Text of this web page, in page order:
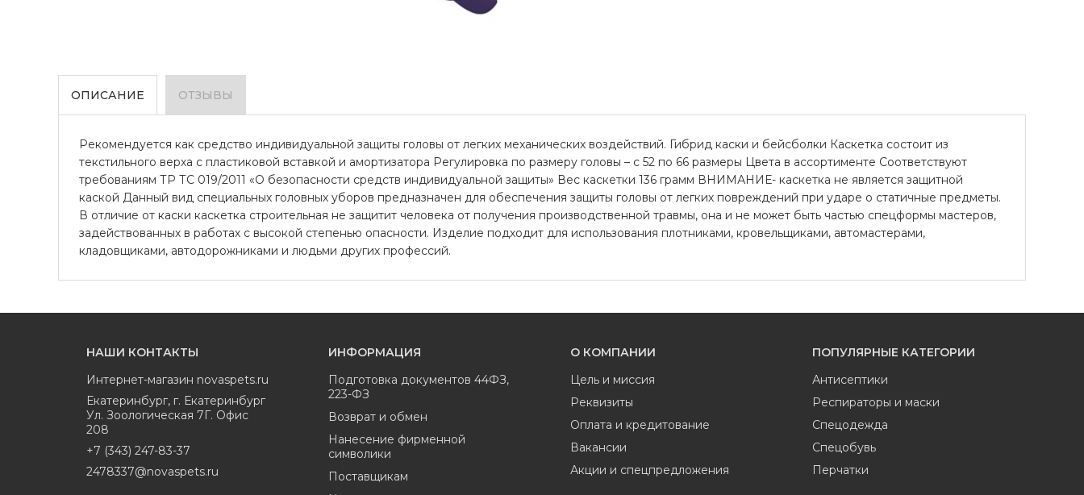
ОПИСАНИЕ ОТЗЫВЫ
Рекомендуется как средство индивидуальной защиты головы от легких механических воздействий. Гибрид каски и бейсболки Каскетка состоит из
текстильного верха с пластиковой вставкой и амортизатора Регулировка по размеру головы – с 52 по 66 размеры Цвета в ассортименте Соответствуют
требованиям ТР ТС 019/2011 «О безопасности средств индивидуальной защиты» Вес каскетки 136 грамм ВНИМАНИЕ- каскетка не является защитной
каской Данный вид специальных головных уборов предназначен для обеспечения защиты головы от легких повреждений при ударе о статичные предметы.
В отличие от каски каскетка строительная не защитит человека от получения производственной травмы, она и не может быть частью спецформы мастеров,
задействованных в работах с высокой степенью опасности. Изделие подходит для использования плотниками, кровельщиками, автомастерами,
кладовщиками, автодорожниками и людьми других профессий.
НАШИ КОНТАКТЫ
Интернет-магазин novaspets.ru
Екатеринбург, г. Екатеринбург
Ул. Зоологическая 7Г. Офис
208
+7 (343) 247-83-37
2478337@novaspets.ru
ИНФОРМАЦИЯ
Подготовка документов 44ФЗ,
223-ФЗ
Возврат и обмен
Нанесение фирменной
символики
Поставщикам
О КОМПАНИИ
Цель и миссия
Реквизиты
Оплата и кредитование
Вакансии
Акции и спецпредложения
ПОПУЛЯРНЫЕ КАТЕГОРИИ
Антисептики
Респираторы и маски
Спецодежда
Спецобувь
Перчатки